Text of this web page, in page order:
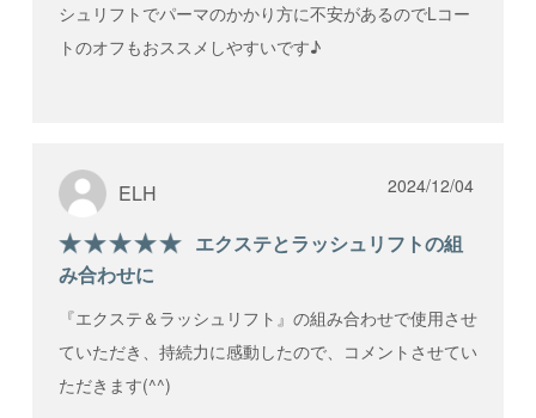
オンライン講習は、受講者自身で練習するため
技術指導になります。
1年以内にご予約ください。
zoom講習後にライセンスが発行されます。
5. 会員登録情報について
受講者在籍の住所等の変更があった場合は速や
（0570-089-152）にてご連絡ください。
今後、技術や情報に関して更新される場合メー
シュリフトでパーマのかかり方に不安があるのでLコー
トのオフもおススメしやすいです♪
ELH
エクステとラッシュリフトの組
み合わせに
2024/12/04
『エクステ＆ラッシュリフト』の組み合わせで使用させ
ていただき、持続力に感動したので、コメントさせてい
ただきます(^^)